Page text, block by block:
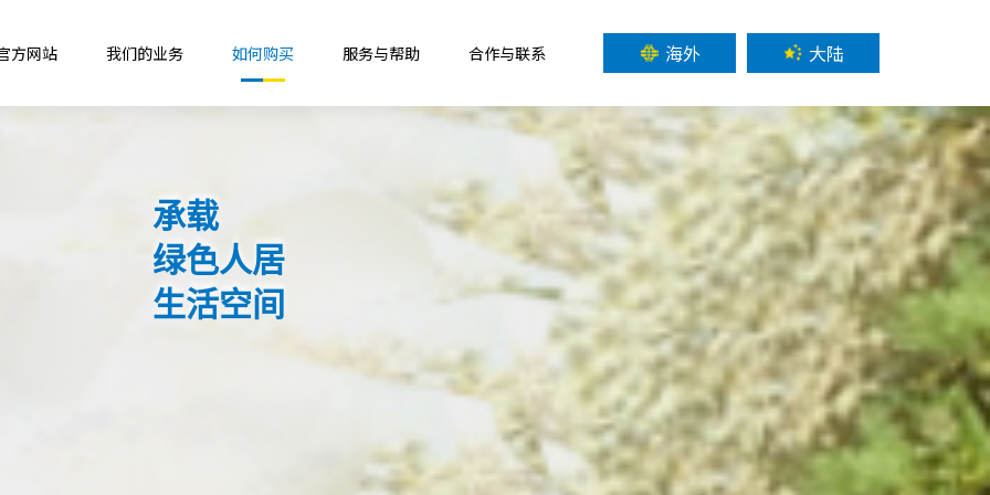
方网站 我们的业务 如何购买 服务与帮助 合作与联系 海外 大陆
承载
绿色人居
生活空间